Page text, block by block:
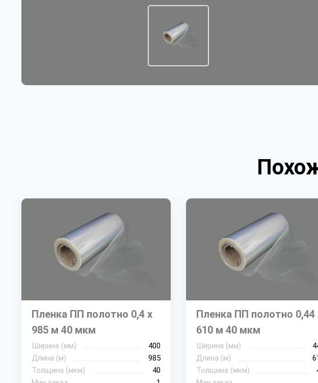
Пленка ПП полотно 0,4 х
985 м 40 мкм
Ширина (мм)
400
Длина (м)
985
Толщина (мкм)
40
Пленка ПП полотно 0,44
610 м 40 мкм
Ширина (мм)
Длина (м)
Толщина (мкм)